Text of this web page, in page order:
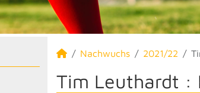
Nachwuchs 2021/22
Tim Leuthardt :